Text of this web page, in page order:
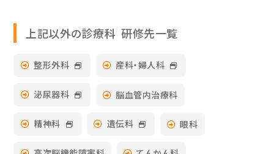
上記以外の診療科 研修先一覧
整形外科 産科・婦人科
泌尿器科 脳血管内治療科
精神科 遺伝科 眼科